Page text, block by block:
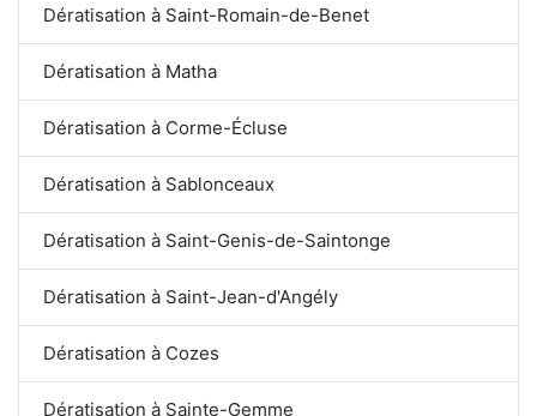
Dératisation à Saint-Romain-de-Benet
Dératisation à Matha
Dératisation à Corme-Écluse
Dératisation à Sablonceaux
Dératisation à Saint-Genis-de-Saintonge
Dératisation à Saint-Jean-d'Angély
Dératisation à Cozes
Dératisation à Sainte-Gemme